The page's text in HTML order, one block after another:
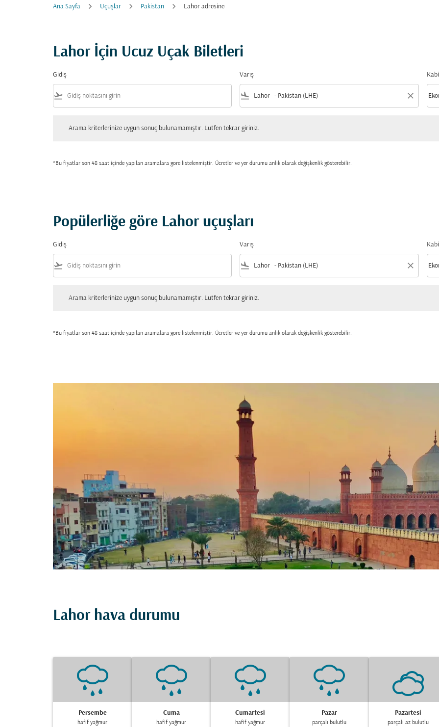
Ana Sayfa Uçuşlar Pakistan Lahor adresine
Lahor İçin Ucuz Uçak Biletleri
Gidiş
flight_takeoff
Varış
flight_land close keyboard_arrow_down
Arama kriterlerinize uygun sonuç bulunamamıştır. Lutfen tekrar giriniz.
*Bu fiyatlar son 48 saat içinde yapılan aramalara gore listelenmiştir. Ücretler ve yer durumu anlık olarak değişkenlik gösterebilir.
Popülerliğe göre Lahor uçuşları
Gidiş
flight_takeoff
Varış
flight_land close keyboard_arrow_down
Arama kriterlerinize uygun sonuç bulunamamıştır. Lutfen tekrar giriniz.
*Bu fiyatlar son 48 saat içinde yapılan aramalara gore listelenmiştir. Ücretler ve yer durumu anlık olarak değişkenlik gösterebilir.
Lahor hava durumu
Persembe
hafif yağmur
Cuma
hafif yağmur
Cumartesi
hafif yağmur
Pazar
parçalı bulutlu
Pazartesi
parçalı az bulutlu